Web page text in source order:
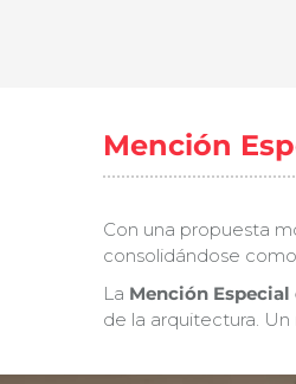
Mención
Con una propuesta
consolidándose
La Mención Especial
de la arquitectura.